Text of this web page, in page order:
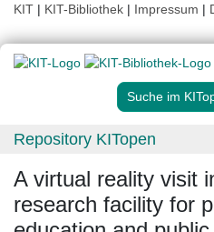
KIT | KIT-Bibliothek | Impressum |
Suche im
Repository KITopen
A virtual reality visit
research facility for